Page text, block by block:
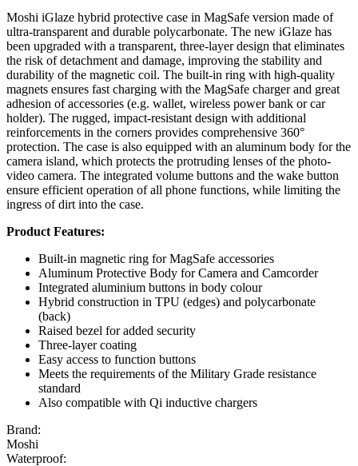
Moshi iGlaze hybrid protective case in MagSafe version made of
ultra-transparent and durable polycarbonate. The new iGlaze has
been upgraded with a transparent, three-layer design that eliminates
the risk of detachment and damage, improving the stability and
durability of the magnetic coil. The built-in ring with high-quality
magnets ensures fast charging with the MagSafe charger and great
adhesion of accessories (e.g. wallet, wireless power bank or car
holder). The rugged, impact-resistant design with additional
reinforcements in the corners provides comprehensive 360°
protection. The case is also equipped with an aluminum body for the
camera island, which protects the protruding lenses of the photo-
video camera. The integrated volume buttons and the wake button
ensure efficient operation of all phone functions, while limiting the
ingress of dirt into the case.
Product Features:
Built-in magnetic ring for MagSafe accessories
Aluminum Protective Body for Camera and Camcorder
Integrated aluminium buttons in body colour
Hybrid construction in TPU (edges) and polycarbonate
(back)
Raised bezel for added security
Three-layer coating
Easy access to function buttons
Meets the requirements of the Military Grade resistance
standard
Also compatible with Qi inductive chargers
Brand:
Moshi
Waterproof: